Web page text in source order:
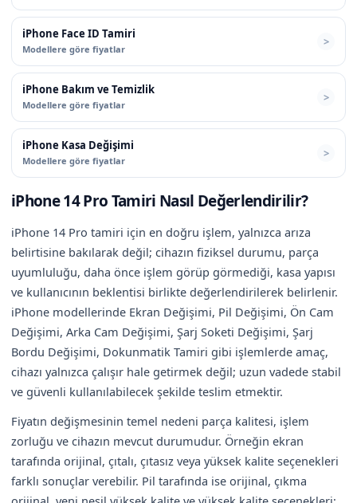
iPhone Face ID Tamiri
Modellere göre fiyatlar
iPhone Bakım ve Temizlik
Modellere göre fiyatlar
iPhone Kasa Değişimi
Modellere göre fiyatlar
iPhone 14 Pro Tamiri Nasıl Değerlendirilir?
iPhone 14 Pro tamiri için en doğru işlem, yalnızca arıza
belirtisine bakılarak değil; cihazın fiziksel durumu, parça
uyumluluğu, daha önce işlem görüp görmediği, kasa yapısı
ve kullanıcının beklentisi birlikte değerlendirilerek belirlenir.
iPhone modellerinde Ekran Değişimi, Pil Değişimi, Ön Cam
Değişimi, Arka Cam Değişimi, Şarj Soketi Değişimi, Şarj
Bordu Değişimi, Dokunmatik Tamiri gibi işlemlerde amaç,
cihazı yalnızca çalışır hale getirmek değil; uzun vadede stabil
ve güvenli kullanılabilecek şekilde teslim etmektir.
Fiyatın değişmesinin temel nedeni parça kalitesi, işlem
zorluğu ve cihazın mevcut durumudur. Örneğin ekran
tarafında orijinal, çıtalı, çıtasız veya yüksek kalite seçenekleri
farklı sonuçlar verebilir. Pil tarafında ise orijinal, çıkma